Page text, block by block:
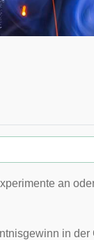
an
in der